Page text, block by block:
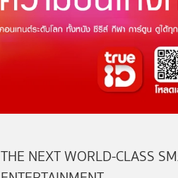
THE NEXT WORLD-CLASS